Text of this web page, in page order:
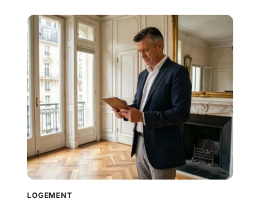
LOGEMENT